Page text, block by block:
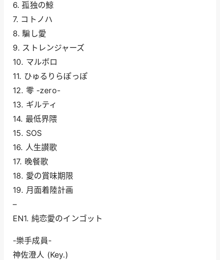
6. 孤独の鯨
7. コトノハ
8. 騙し愛
9. ストレンジャーズ
10. マルボロ
11. ひゅるりらぽっぽ
12. 零 -zero-
13. ギルティ
14. 最低界隈
15. SOS
16. 人生讃歌
17. 晚餐歌
18. 愛の賞味期限
19. 月面着陸計画
–
EN1. 純恋愛のインゴット
-樂手成員-
神佐澄人 (Key.)